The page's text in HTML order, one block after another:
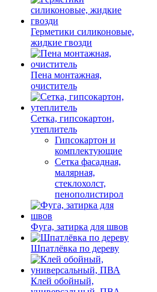
Герметики силиконовые,
жидкие гвозди
Пена монтажная,
очиститель
Сетка, гипсокартон,
утеплитель
Гипсокартон и
комплектующие
Сетка фасадная,
малярная,
стеклохолст,
пенополистирол
Фуга, затирка для швов
Шпатлёвка по дереву
Клей обойный,